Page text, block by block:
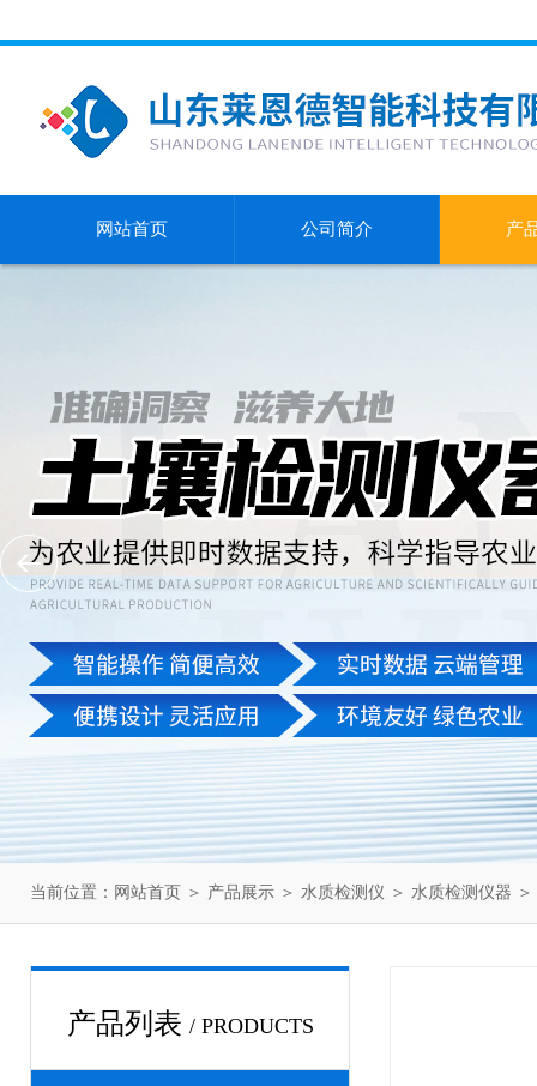
网站首页 公司简介 产
当前位置： 网站首页 ＞ 产品展示 ＞ 水质检测仪 ＞ 水质检测仪器
产品列表 / PRODUCTS